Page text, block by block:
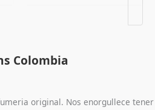
Colombia
original. Nos enorgullece tener